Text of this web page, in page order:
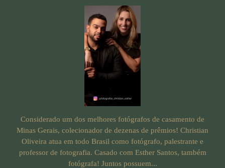
Considerado um dos melhores fotógrafos de casamento de
Minas Gerais, colecionador de dezenas de prêmios! Christian
Oliveira atua em todo Brasil como fotógrafo, palestrante e
professor de fotografia. Casado com Esther Santos, também
fotógrafa! Juntos possuem...